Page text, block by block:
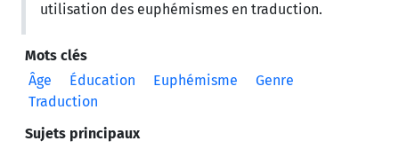
utilisation des euphémismes en traduction.
Mots clés
Âge
Éducation Euphémisme
Genre
Traduction
Sujets principaux